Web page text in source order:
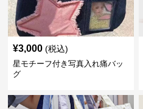
¥3,000 (税込)
星モチーフ付き写真入れ痛バッ
グ